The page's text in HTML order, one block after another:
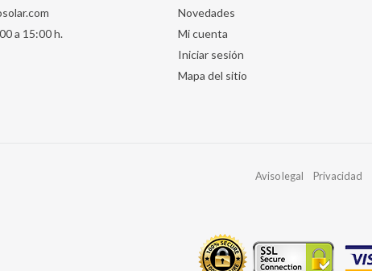
a 15:00 h.
Novedades
Mi cuenta
Iniciar sesión
Mapa del sitio
Aviso legal Privacidad